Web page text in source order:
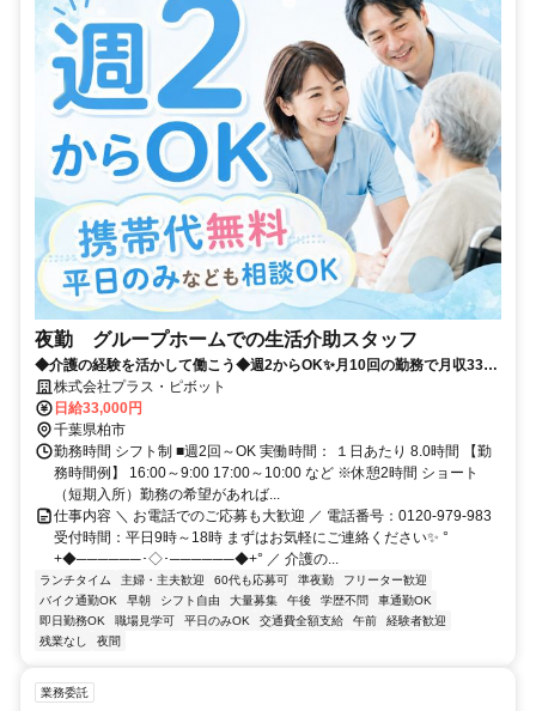
夜勤 グループホームでの生活介助スタッフ
◆介護の経験を活かして働こう◆週2からOK✨月10回の勤務で月収33万
以上！プラス・ピボット独自の福利厚生が多数！
株式会社プラス・ピボット
日給33,000円
千葉県柏市
勤務時間 シフト制 ■週2回～OK 実働時間： １日あたり 8.0時間 【勤
務時間例】 16:00～9:00 17:00～10:00 など ※休憩2時間 ショート
（短期入所）勤務の希望があれば...
仕事内容 ＼ お電話でのご応募も大歓迎 ／ 電話番号：0120-979-983
受付時間：平日9時～18時 まずはお気軽にご連絡ください✨ °
+◆──────･◇･──────◆+° ／ 介護の...
ランチタイム 主婦・主夫歓迎 60代も応募可 準夜勤
フリーター歓迎
バイク通勤OK
早朝 シフト自由 大量募集 午後 学歴不問
車通勤OK
即日勤務OK
職場見学可 平日のみOK 交通費全額支給 午前
経験者歓迎
残業なし
夜間
業務委託